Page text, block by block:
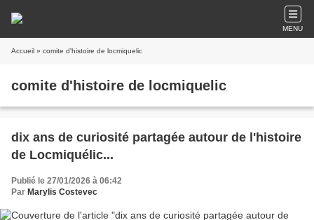
MENU
Accueil » comite d'histoire de locmiquelic
comite d'histoire de locmiquelic
dix ans de curiosité partagée autour de l'histoire
de Locmiquélic...
Publié le 27/01/2026 à 06:42
Par Marylis Costevec